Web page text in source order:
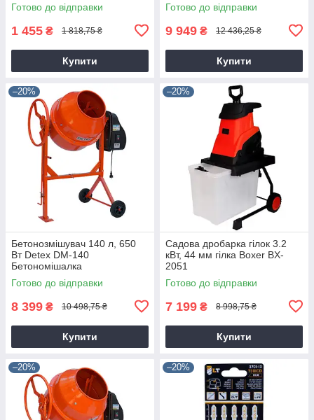
Готово до відправки
1 455 ₴ 1 818,75 ₴
Купити
Готово до відправки
9 949 ₴ 12 436,25 ₴
Купити
–20%
Бетонозмішувач 140 л, 650
Вт Detex DM-140
Бетономішалка
Готово до відправки
8 399 ₴ 10 498,75 ₴
Купити
–20%
Садова дробарка гілок 3.2
кВт, 44 мм гілка Boxer BX-
2051
Готово до відправки
7 199 ₴ 8 998,75 ₴
Купити
–20% –20%